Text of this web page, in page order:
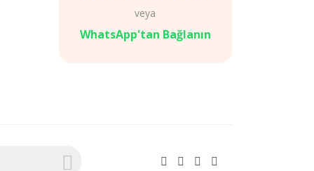
veya
WhatsApp'tan Bağlanın